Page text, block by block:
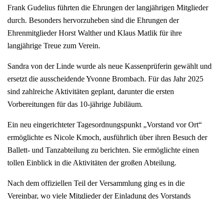
Frank Gudelius führten die Ehrungen der langjährigen Mitglieder
durch. Besonders hervorzuheben sind die Ehrungen der
Ehrenmitglieder Horst Walther und Klaus Matlik für ihre
langjährige Treue zum Verein.
Sandra von der Linde wurde als neue Kassenprüferin gewählt und
ersetzt die ausscheidende Yvonne Brombach. Für das Jahr 2025
sind zahlreiche Aktivitäten geplant, darunter die ersten
Vorbereitungen für das 10-jährige Jubiläum.
Ein neu eingerichteter Tagesordnungspunkt „Vorstand vor Ort“
ermöglichte es Nicole Kmoch, ausführlich über ihren Besuch der
Ballett- und Tanzabteilung zu berichten. Sie ermöglichte einen
tollen Einblick in die Aktivitäten der großen Abteilung.
Nach dem offiziellen Teil der Versammlung ging es in die
Vereinbar, wo viele Mitglieder der Einladung des Vorstands